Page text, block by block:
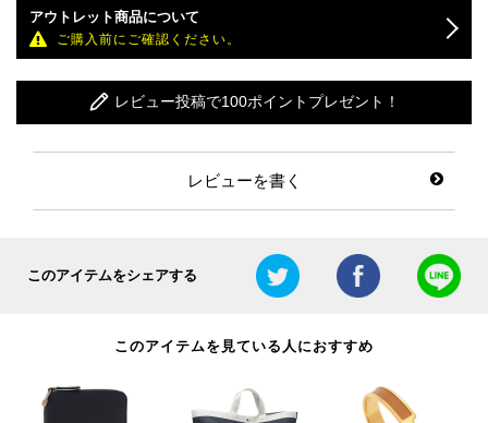
アウトレット商品について
ご購入前にご確認ください。
レビュー投稿で100ポイントプレゼント！
レビューを書く
このアイテムをシェアする
このアイテムを見ている人におすすめ